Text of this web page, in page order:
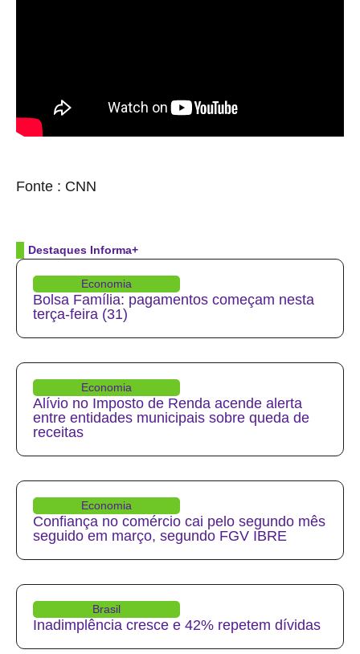
Fonte : CNN
Destaques Informa+
Economia
Bolsa Família: pagamentos começam nesta
terça-feira (31)
Economia
Alívio no Imposto de Renda acende alerta
entre entidades municipais sobre queda de
receitas
Economia
Confiança no comércio cai pelo segundo mês
seguido em março, segundo FGV IBRE
Brasil
Inadimplência cresce e 42% repetem dívidas